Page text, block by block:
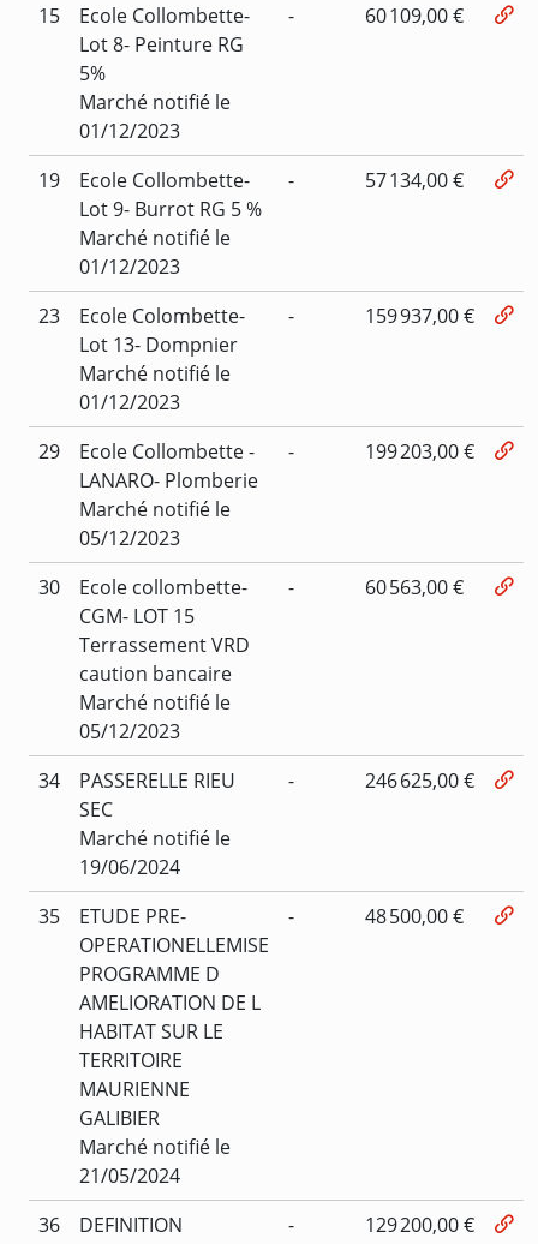
15
Ecole Collombette-
Lot 8- Peinture RG
5%
Marché notifié le
01/12/2023
- 60 109,00 €
19
Ecole Collombette-
Lot 9- Burrot RG 5 %
Marché notifié le
01/12/2023
- 57 134,00 €
23
Ecole Colombette-
Lot 13- Dompnier
Marché notifié le
01/12/2023
- 159 937,00 €
29
Ecole Collombette -
LANARO- Plomberie
Marché notifié le
05/12/2023
- 199 203,00 €
30
Ecole collombette-
CGM- LOT 15
Terrassement VRD
caution bancaire
Marché notifié le
05/12/2023
- 60 563,00 €
34
PASSERELLE RIEU
SEC
Marché notifié le
19/06/2024
- 246 625,00 €
35
ETUDE PRE-
OPERATIONELLEMISE
PROGRAMME D
AMELIORATION DE L
HABITAT SUR LE
TERRITOIRE
MAURIENNE
GALIBIER
Marché notifié le
21/05/2024
- 48 500,00 €
36
DEFINITION
- 129 200,00 €